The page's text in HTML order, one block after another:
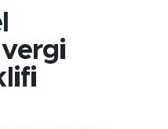
ve Fikstür